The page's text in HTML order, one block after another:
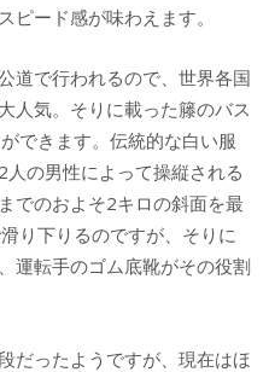
ピード感が味わえます。
道で行われるので、世界各国
人気。そりに載った籐のバス
できます。伝統的な白い服
の男性によって操縦される
でのおよそ2キロの斜面を最
り下りるのですが、そりに
運転手のゴム底靴がその役割
だったようですが、現在はほ